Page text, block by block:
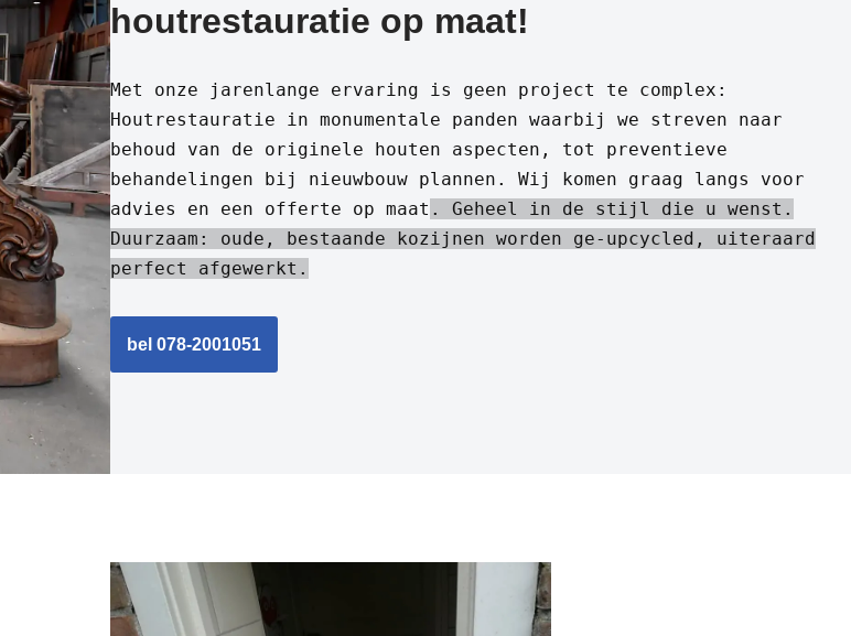
houtrestauratie op maat!
Met onze jarenlange ervaring is geen project te complex:
Houtrestauratie in monumentale panden waarbij we streven naar
behoud van de originele houten aspecten, tot preventieve
behandelingen bij nieuwbouw plannen. Wij komen graag langs voor
advies en een offerte op maat . Geheel in de stijl die u wenst.
Duurzaam: oude, bestaande kozijnen worden ge-upcycled, uiteraard
perfect afgewerkt.
bel 078-2001051